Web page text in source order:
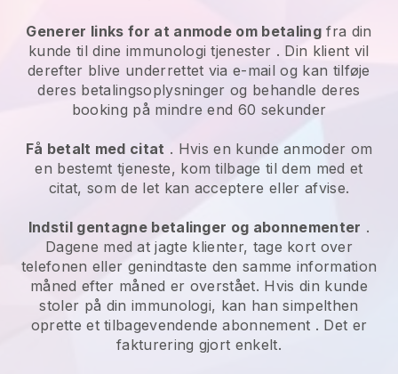
Generer links for at anmode om betalingfra din
kunde til dine immunologi tjenester . Din klient vil
derefter blive underrettet via e-mail og kan tilføje
deres betalingsoplysninger og behandle deres
booking på mindre end 60 sekunder
Få betalt med citat . Hvis en kunde anmoder om
en bestemt tjeneste, kom tilbage til dem med et
citat, som de let kan acceptere eller afvise.
Indstil gentagne betalinger og abonnementer .
Dagene med at jagte klienter, tage kort over
telefonen eller genindtaste den samme information
måned efter måned er overstået. Hvis din kunde
stoler på din immunologi, kan han simpelthen
oprette et tilbagevendende abonnement . Det er
fakturering gjort enkelt.